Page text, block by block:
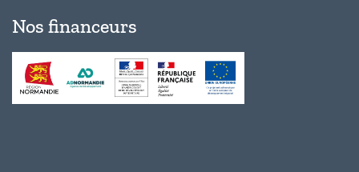
Nos financeurs